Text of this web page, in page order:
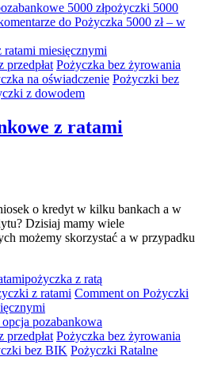
5000 złpożyczki 5000
do Pożyczka 5000 zł – w
przedpłat Pożyczka bez żyrowania
na oświadczenie Pożyczki bez
z dowodem
z ratami
o kredyt w kilku bankach a w
Dzisiaj mamy wiele
możemy skorzystać a w przypadku
pożyczka z ratą
z ratami Comment on Pożyczki
przedpłat Pożyczka bez żyrowania
bez BIK Pożyczki Ratalne